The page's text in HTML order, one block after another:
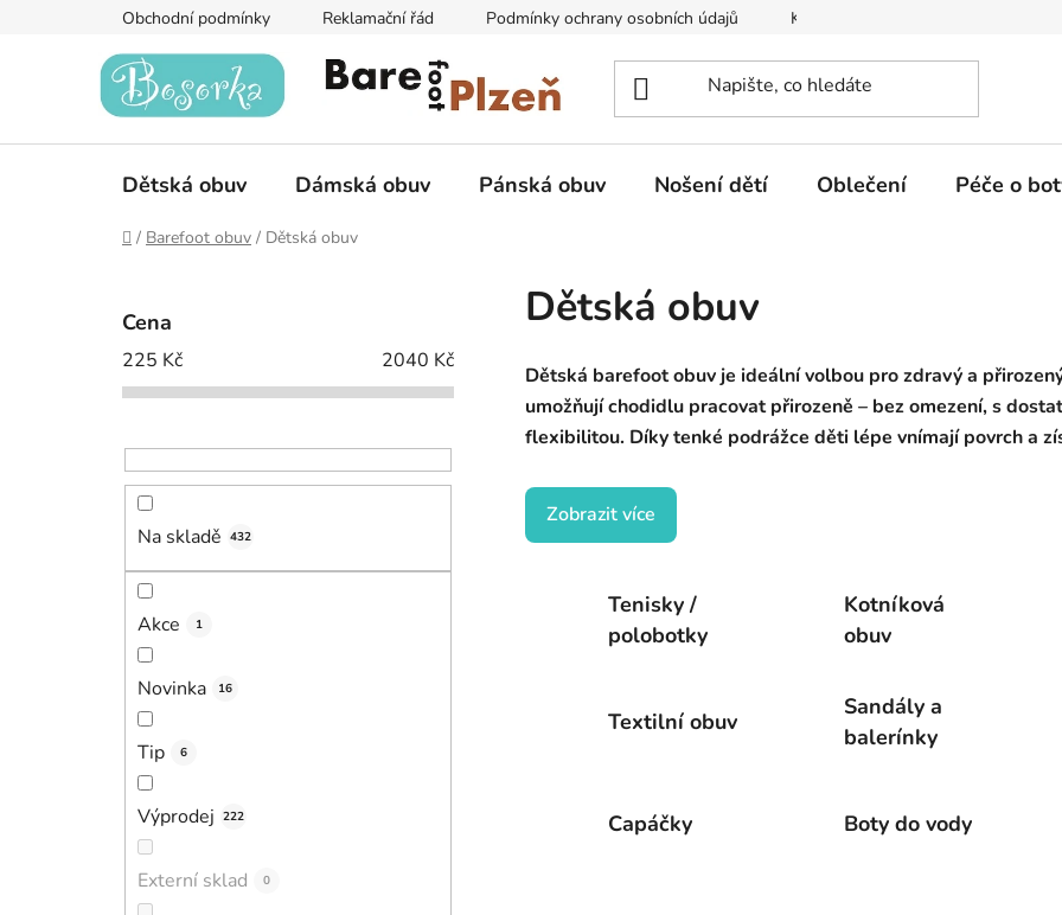
Obchodní podmínky Reklamační řád Podmínky ochrany osobních údajů Kontakty na prodejny
Dětská obuv Dámská obuv Pánská obuv Nošení dětí Oblečení Péče o
Domů
/ Barefoot obuv / Dětská obuv
Cena
225 Kč 2040 Kč
Na skladě 432
Akce 1
Novinka 16
Tip 6
Výprodej 222
Externí sklad 0
Dětská obuv
Dětská barefoot obuv je ideální volbou pro zdravý a
umožňují chodidlu pracovat přirozeně – bez omezení, s
flexibilitou. Díky tenké podrážce děti lépe vnímají povrch a
Zobrazit více
Tenisky /
polobotky
Kotníková
obuv
Textilní obuv
Sandály a
balerínky
Capáčky Boty do vody